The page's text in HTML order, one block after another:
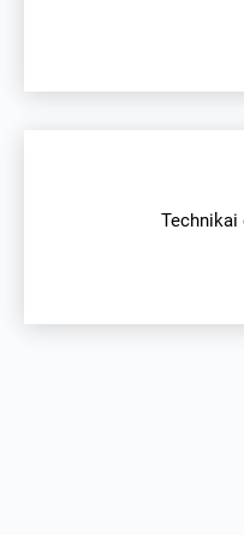
Technikai